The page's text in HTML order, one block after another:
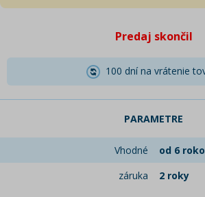
Predaj skončil
100 dní na vrátenie
PARAMETRE
Vhodné
od 6
záruka
2 roky